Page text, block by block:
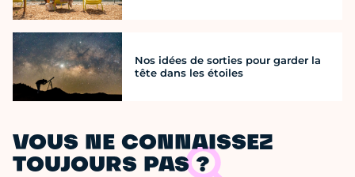
Nos idées de sorties pour garder la
tête dans les étoiles
VOUS NE CONNAISSEZ
TOUJOURS PAS ?